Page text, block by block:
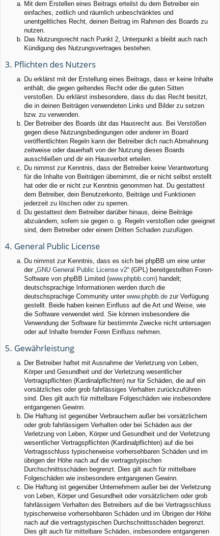
Mit dem Erstellen eines Beitrags erteilst du dem Betreiber ein
einfaches, zeitlich und räumlich unbeschränktes und
unentgeltliches Recht, deinen Beitrag im Rahmen des Boards zu
nutzen.
Das Nutzungsrecht nach Punkt 2, Unterpunkt a bleibt auch nach
Kündigung des Nutzungsvertrages bestehen.
3. Pflichten des Nutzers
Du erklärst mit der Erstellung eines Beitrags, dass er keine Inhalte
enthält, die gegen geltendes Recht oder die guten Sitten
verstoßen. Du erklärst insbesondere, dass du das Recht besitzt,
die in deinen Beiträgen verwendeten Links und Bilder zu setzen
bzw. zu verwenden.
Der Betreiber des Boards übt das Hausrecht aus. Bei Verstößen
gegen diese Nutzungsbedingungen oder anderer im Board
veröffentlichten Regeln kann der Betreiber dich nach Abmahnung
zeitweise oder dauerhaft von der Nutzung dieses Boards
ausschließen und dir ein Hausverbot erteilen.
Du nimmst zur Kenntnis, dass der Betreiber keine Verantwortung
für die Inhalte von Beiträgen übernimmt, die er nicht selbst erstellt
hat oder die er nicht zur Kenntnis genommen hat. Du gestattest
dem Betreiber, dein Benutzerkonto, Beiträge und Funktionen
jederzeit zu löschen oder zu sperren.
Du gestattest dem Betreiber darüber hinaus, deine Beiträge
abzuändern, sofern sie gegen o. g. Regeln verstoßen oder geeignet
sind, dem Betreiber oder einem Dritten Schaden zuzufügen.
4. General Public License
Du nimmst zur Kenntnis, dass es sich bei phpBB um eine unter
der „GNU General Public License v2“ (GPL) bereitgestellten Foren-
Software von phpBB Limited (www.phpbb.com) handelt;
deutschsprachige Informationen werden durch die
deutschsprachige Community unter www.phpbb.de zur Verfügung
gestellt. Beide haben keinen Einfluss auf die Art und Weise, wie
die Software verwendet wird. Sie können insbesondere die
Verwendung der Software für bestimmte Zwecke nicht untersagen
oder auf Inhalte fremder Foren Einfluss nehmen.
5. Gewährleistung
Der Betreiber haftet mit Ausnahme der Verletzung von Leben,
Körper und Gesundheit und der Verletzung wesentlicher
Vertragspflichten (Kardinalpflichten) nur für Schäden, die auf ein
vorsätzliches oder grob fahrlässiges Verhalten zurückzuführen
sind. Dies gilt auch für mittelbare Folgeschäden wie insbesondere
entgangenen Gewinn.
Die Haftung ist gegenüber Verbrauchern außer bei vorsätzlichem
oder grob fahrlässigem Verhalten oder bei Schäden aus der
Verletzung von Leben, Körper und Gesundheit und der Verletzung
wesentlicher Vertragspflichten (Kardinalpflichten) auf die bei
Vertragsschluss typischerweise vorhersehbaren Schäden und im
übrigen der Höhe nach auf die vertragstypischen
Durchschnittsschäden begrenzt. Dies gilt auch für mittelbare
Folgeschäden wie insbesondere entgangenen Gewinn.
Die Haftung ist gegenüber Unternehmern außer bei der Verletzung
von Leben, Körper und Gesundheit oder vorsätzlichem oder grob
fahrlässigem Verhalten des Betreibers auf die bei Vertragsschluss
typischerweise vorhersehbaren Schäden und im Übrigen der Höhe
nach auf die vertragstypischen Durchschnittsschäden begrenzt.
Dies gilt auch für mittelbare Schäden, insbesondere entgangenen